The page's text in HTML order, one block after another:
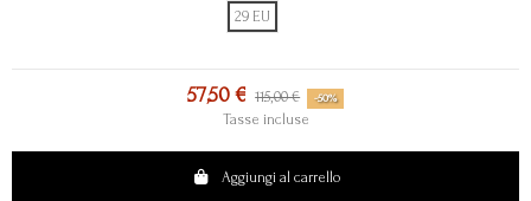
29 EU
57,50 € 115,00 € -50%
Tasse incluse
Aggiungi al carrello